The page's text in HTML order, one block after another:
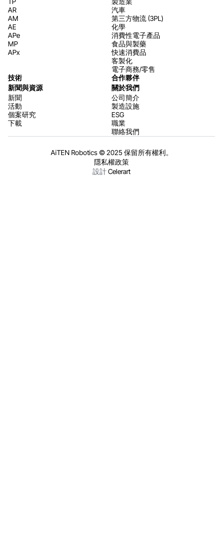
AR
AM
AE
APe
MP
APx
汽車
第三方物流 (3PL)
化學
消費性電子產品
食品與製藥
快速消費品
客製化
電子商務/零售
技術
合作夥伴
新聞與資源
新聞
活動
個案研究
下載
關於我們
公司簡介
製造設施
ESG
職業
聯絡我們
AiTEN Robotics © 2025 保留所有權利。
隱私權政策
設計Celerart